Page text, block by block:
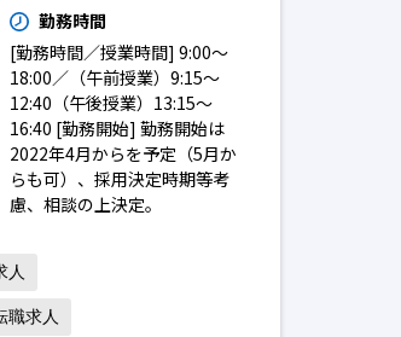
勤務時間
[勤務時間／授業時間] 9:00～
18:00／（午前授業）9:15～
12:40（午後授業）13:15～
16:40 [勤務開始] 勤務開始は
2022年4月からを予定（5月か
らも可）、採用決定時期等考
慮、相談の上決定。
人
職求人